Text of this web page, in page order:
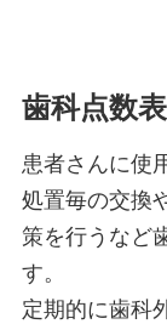
歯科点数
患者さんに使
処置毎の交換
策を行うなど
す。
定期的に歯科